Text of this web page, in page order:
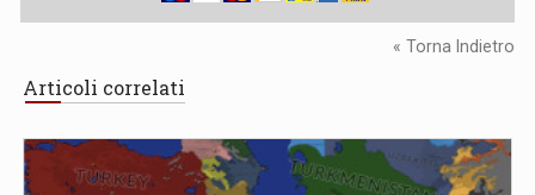
« Torna Indietro
Articoli correlati